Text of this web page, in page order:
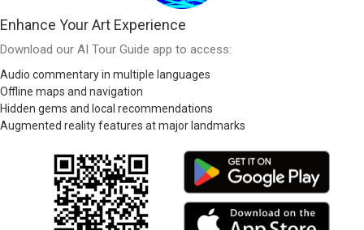
Enhance Your Art Experience
Download our AI Tour Guide app to access:
Audio commentary in multiple languages
Offline maps and navigation
Hidden gems and local recommendations
Augmented reality features at major landmarks